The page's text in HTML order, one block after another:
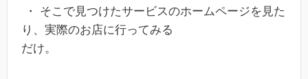
・ そこで見つけたサービスのホームページを見た
り、実際のお店に行ってみる
だけ。